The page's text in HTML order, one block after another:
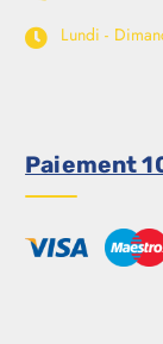
Lundi -
Paiement